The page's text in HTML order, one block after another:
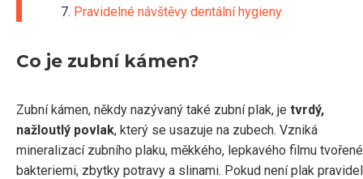
Pravidelné návštěvy dentální hygieny
Co je zubní kámen?
Zubní kámen, někdy nazývaný také zubní plak, je tvrdý,
nažloutlý povlak, který se usazuje na zubech. Vzniká
mineralizací zubního plaku, měkkého, lepkavého filmu
bakteriemi, zbytky potravy a slinami. Pokud není plak